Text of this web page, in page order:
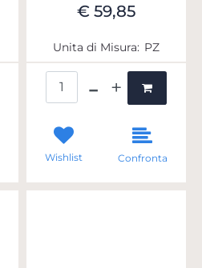
€ 59,85
Unita di Misura: PZ
Wishlist Confronta